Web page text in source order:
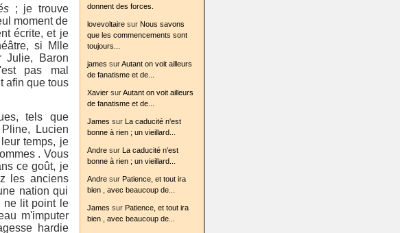
donnent des forces.
lovevoltairesur Nous savons
que les commencements sont
toujours...
james surAutant on voit ailleurs
de fanatisme et de...
XaviersurAutant on voit ailleurs
de fanatisme et de...
James sur La caducité n'est
bonne à rien ; un vieillard...
Andresur La caducité n'est
bonne à rien ; un vieillard...
Andresur Patience, et tout ira
bien , avec beaucoup de...
James sur Patience, et tout ira
bien , avec beaucoup de...
; je trouve
moment de
écrite, et je
si Mlle
Julie, Baron
pas mal
afin que tous
tels que
Lucien
temps, je
. Vous
ce goût, je
les anciens
nation qui
ne lit point le
m'imputer
hardie